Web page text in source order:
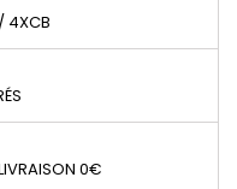
4XCB
0€